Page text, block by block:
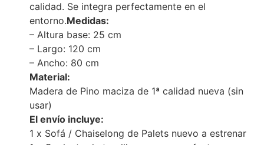
calidad. Se integra perfectamente en el
entorno.Medidas:
– Altura base: 25 cm
– Largo: 120 cm
– Ancho: 80 cm
Material:
Madera de Pino maciza de 1ª calidad nueva (sin
usar)
El envío incluye:
1 x Sofá / Chaiselong de Palets nuevo a estrenar